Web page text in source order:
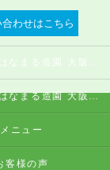
合わせはこちら
大阪の造園･はなまる造園 大阪店のお客様の声
メニュー
客様の声